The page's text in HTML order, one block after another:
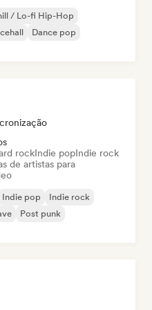
/ Lo-fi Hip-Hop
Dance pop
rockIndie popIndie rock
de artistas para
Indie pop
Indie rock
Post punk